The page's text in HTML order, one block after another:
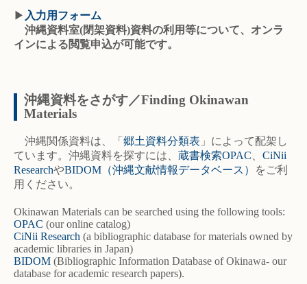
▶ 入力用フォーム
沖縄資料室(閉架資料)資料の利用等について、オンラ
インによる閲覧申込が可能です。
沖縄資料をさがす／Finding Okinawan
Materials
沖縄関係資料は、「 郷土資料分類表 」によって配架し
ています。沖縄資料を探すには、 蔵書検索OPAC
CiNii
ResearchやBIDOM（沖縄文献情報データベース）
をご利
用ください。
Okinawan Materials can be searched using the following tools:
OPAC (our online catalog)
CiNii Research (a bibliographic database for materials owned by
academic libraries in Japan)
BIDOM (Bibliographic Information Database of Okinawa- our
database for academic research papers).